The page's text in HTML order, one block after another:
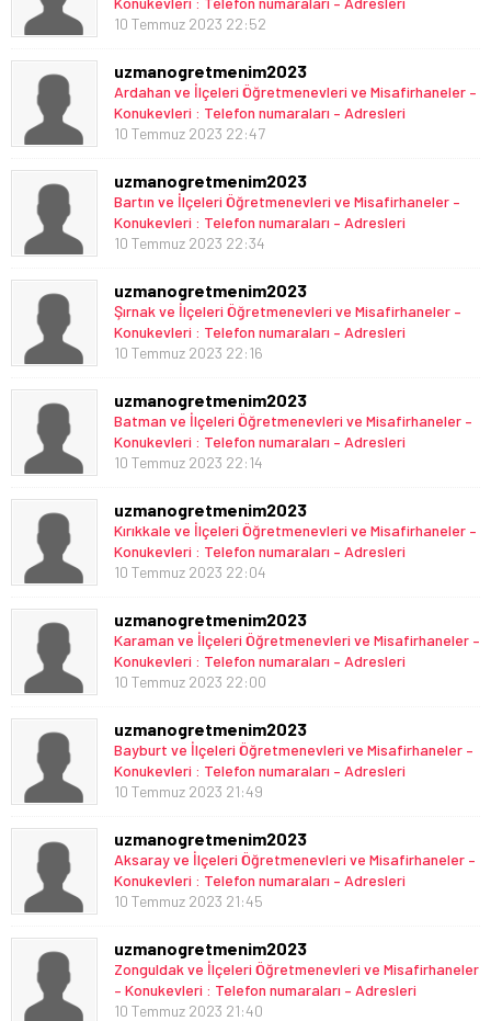
10 Temmuz 2023 22:52
uzmanogretmenim2023
Ardahan ve İlçeleri Öğretmenevleri ve Misafirhaneler –
Konukevleri : Telefon numaraları – Adresleri
10 Temmuz 2023 22:47
uzmanogretmenim2023
Bartın ve İlçeleri Öğretmenevleri ve Misafirhaneler –
Konukevleri : Telefon numaraları – Adresleri
10 Temmuz 2023 22:34
uzmanogretmenim2023
Şırnak ve İlçeleri Öğretmenevleri ve Misafirhaneler –
Konukevleri : Telefon numaraları – Adresleri
10 Temmuz 2023 22:16
uzmanogretmenim2023
Batman ve İlçeleri Öğretmenevleri ve Misafirhaneler –
Konukevleri : Telefon numaraları – Adresleri
10 Temmuz 2023 22:14
uzmanogretmenim2023
Kırıkkale ve İlçeleri Öğretmenevleri ve Misafirhaneler –
Konukevleri : Telefon numaraları – Adresleri
10 Temmuz 2023 22:04
uzmanogretmenim2023
Karaman ve İlçeleri Öğretmenevleri ve Misafirhaneler –
Konukevleri : Telefon numaraları – Adresleri
10 Temmuz 2023 22:00
uzmanogretmenim2023
Bayburt ve İlçeleri Öğretmenevleri ve Misafirhaneler –
Konukevleri : Telefon numaraları – Adresleri
10 Temmuz 2023 21:49
uzmanogretmenim2023
Aksaray ve İlçeleri Öğretmenevleri ve Misafirhaneler –
Konukevleri : Telefon numaraları – Adresleri
10 Temmuz 2023 21:45
uzmanogretmenim2023
Zonguldak ve İlçeleri Öğretmenevleri ve Misafirhaneler
– Konukevleri : Telefon numaraları – Adresleri
10 Temmuz 2023 21:40